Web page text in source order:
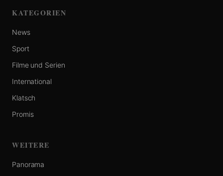
KATEGORIEN
News
Sport
Filme und Serien
International
Klatsch
Promis
WEITERE
Panorama